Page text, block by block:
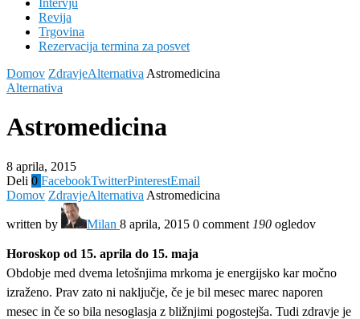
Intervju
Revija
Trgovina
Rezervacija termina za posvet
Domov ZdravjeAlternativa Astromedicina
Alternativa
Astromedicina
8 aprila, 2015
Deli 0 FacebookTwitterPinterestEmail
Domov ZdravjeAlternativa Astromedicina
written by Milan 8 aprila, 2015 0 comment 190 ogledov
Horoskop od 15. aprila do 15. maja
Obdobje med dvema letošnjima mrkoma je energijsko kar močno
izraženo. Prav zato ni naključje, če je bil mesec marec naporen
mesec in če so bila nesoglasja z bližnjimi pogostejša. Tudi zdravje je